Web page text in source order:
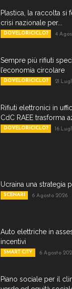
Plastica, la raccolta si
crisi nazionale per...
DOVELORICICLO? 4
Sempre più rifiuti
l’economia circolare
DOVELORICICLO? 21
Rifiuti elettronici in
CdC RAEE trasforma
DOVELORICICLO? 16
Ucraina una strategia
SCENARI 6 Agosto 2026
Auto elettriche in
incentivi
SMART CITY 6 Agosto
Piano sociale per il